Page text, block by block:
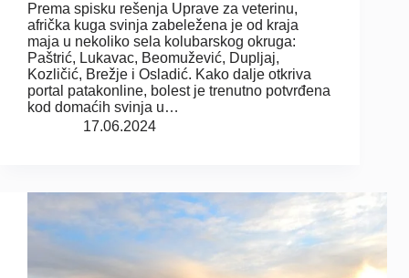
Prema spisku rešenja Uprave za veterinu,
afrička kuga svinja zabeležena je od kraja
maja u nekoliko sela kolubarskog okruga:
Paštrić, Lukavac, Beomužević, Dupljaj,
Kozličić, Brežje i Osladić. Kako dalje otkriva
portal patakonline, bolest je trenutno potvrđena
kod domaćih svinja u…
17.06.2024